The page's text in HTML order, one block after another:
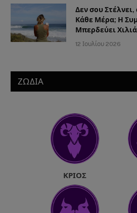
Δεν σου
Κάθε Μέρα; Η
Μπερδεύει
12 Ιουλίου 2026
ΖΩΔΙΑ
ΚΡΙΌΣ